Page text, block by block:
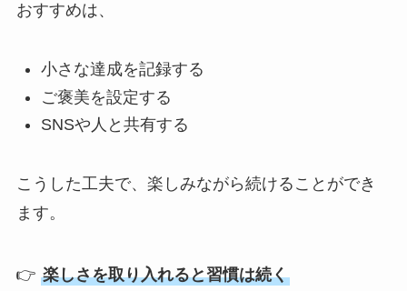
おすすめは、
小さな達成を記録する
ご褒美を設定する
SNSや人と共有する
こうした工夫で、楽しみながら続けることができ
ます。
👉 楽しさを取り入れると習慣は続く